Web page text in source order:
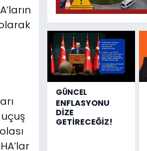
GÜNCEL
ENFLASYONU
DİZE
GETİRECEĞİZ!